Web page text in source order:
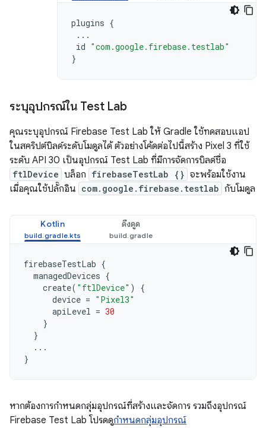
plugins {
...
id "com.google.firebase.testlab"
}
ระบุอุปกรณ์ใน Test Lab
คุณระบุอุปกรณ์ Firebase Test Lab ให้ Gradle ใช้ทดสอบแอป
ในสคริปต์บิลด์ระดับโมดูลได้ ตัวอย่างโค้ดต่อไปนี้สร้าง Pixel 3 ที่ใช้
ระดับ API 30 เป็นอุปกรณ์ Test Lab ที่มีการจัดการบิลด์ชื่อ
ftlDevice บล็อก firebaseTestLab {} จะพร้อมใช้งาน
เมื่อคุณใช้ปลั๊กอิน com.google.firebase.testlab กับโมดูล
Kotlin ดึงดูด
firebaseTestLab {
managedDevices {
create( "ftlDevice" )
{
device = "Pixel3"
apiLevel = 30
}
}
...
}
หากต้องการกำหนดกลุ่มอุปกรณ์ที่สร้างและจัดการ รวมถึงอุปกรณ์
Firebase Test Lab โปรดดูกำหนดกลุ่มอุปกรณ์